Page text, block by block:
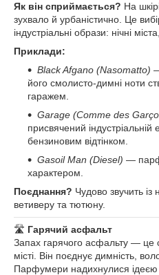
Як він сприймається? На
зухвало й урбаністично. Це
індустріальні образи: нічні
Приклади:
Black Afgano (Nasomatto)
його смолисто-димні ноти
гаражем.
Garage (Comme des
присвячений
бензиновим відтінком.
Gasoil Man (Diesel) —
характером.
Поєднання? Чудово звучить із
ветиверу та тютюну.
🛣 Гарячий асфальт
Запах гарячого асфальту — це
місті. Він поєднує димність,
Парфумери надихнулися ідеєю